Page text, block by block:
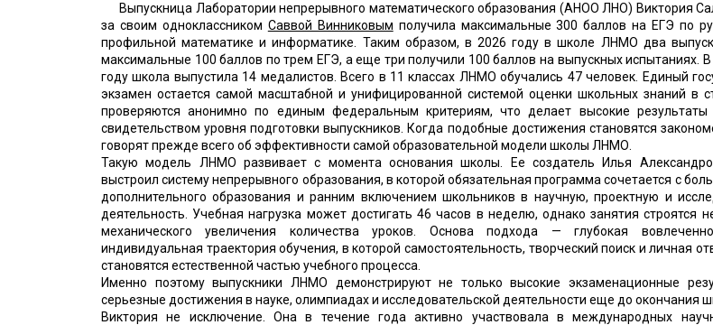
Выпускница Лаборатории непрерывного математического образования (АНОО ЛНО) Виктория
за своим одноклассником Саввой Винниковым получила максимальные 300 баллов на ЕГЭ по
профильной математике и информатике. Таким образом, в 2026 году в школе ЛНМО два
максимальные 100 баллов по трем ЕГЭ, а еще три получили 100 баллов на выпускных испытаниях.
году школа выпустила 14 медалистов. Всего в 11 классах ЛНМО обучались 47 человек. Единый
экзамен остается самой масштабной и унифицированной системой оценки школьных знаний в
проверяются анонимно по единым федеральным критериям, что делает высокие результаты
свидетельством уровня подготовки выпускников. Когда подобные достижения становятся
говорят прежде всего об эффективности самой образовательной модели школы ЛНМО.
Такую модель ЛНМО развивает с момента основания школы. Ее создатель Илья
выстроил систему непрерывного образования, в которой обязательная программа сочетается с
дополнительного образования и ранним включением школьников в научную, проектную и
деятельность. Учебная нагрузка может достигать 46 часов в неделю, однако занятия строятся
механического увеличения количества уроков. Основа подхода — глубокая
индивидуальная траектория обучения, в которой самостоятельность, творческий поиск и личная
становятся естественной частью учебного процесса.
Именно поэтому выпускники ЛНМО демонстрируют не только высокие экзаменационные
серьезные достижения в науке, олимпиадах и исследовательской деятельности еще до окончания
Виктория не исключение. Она в течение года активно участвовала в международных